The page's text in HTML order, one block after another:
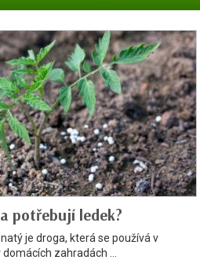
potřebují ledek?
je droga, která se používá v
zahradách ...